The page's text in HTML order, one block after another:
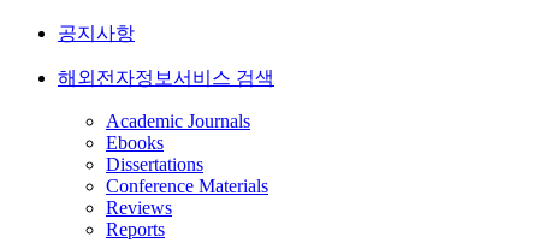
공지사항
해외전자정보서비스 검색
Academic Journals
Ebooks
Dissertations
Conference Materials
Reviews
Reports